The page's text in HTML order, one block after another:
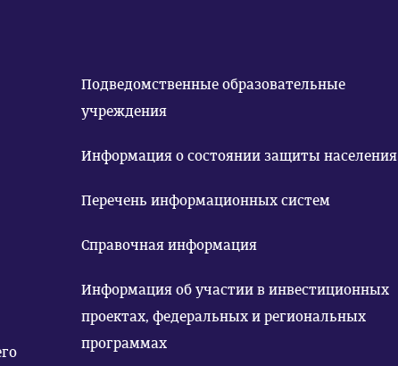
Подведомственные образовательные
учреждения
Информация о состоянии защиты населения
Перечень информационных систем
Справочная информация
Информация об участии в инвестиционных
проектах, федеральных и региональных
программах